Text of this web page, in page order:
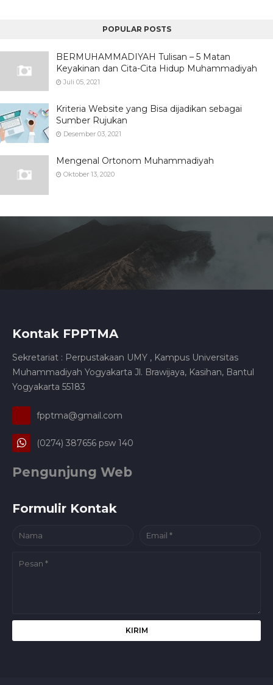
POPULAR POSTS
BERMUHAMMADIYAH Tulisan – 5 Matan
Keyakinan dan Cita-Cita Hidup Muhammadiyah
Juli 05, 2021
Kriteria Website yang Bisa dijadikan sebagai
Sumber Rujukan
Desember 03, 2021
Mengenal Ortonom Muhammadiyah
Oktober 13, 2020
Kontak FPPTMA
Sekretariat : Perpustakaan UMY , Kampus Universitas
Muhammadiyah Yogyakarta Jl. Brawijaya, Kasihan, Bantul
Yogyakarta 55183
fpptma@gmail.com
(0274) 387656 psw 140
Pengunjung Web
Formulir Kontak